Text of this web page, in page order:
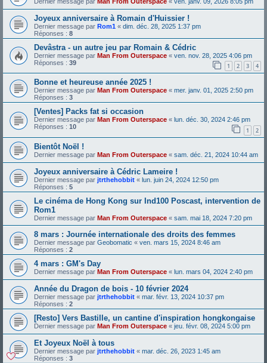
Joyeux anniversaire à Romain d'Huissier !
Dernier message par Rom1 « dim. déc. 28, 2025 1:37 pm
Réponses : 8
Devâstra - un autre jeu par Romain & Cédric
Dernier message par Man From Outerspace « ven. nov. 28, 2025 4:06 pm
Réponses : 39 1 2 3 4
Bonne et heureuse année 2025 !
Dernier message par Man From Outerspace « mer. janv. 01, 2025 2:50 pm
Réponses : 3
[Ventes] Packs fat si occasion
Dernier message par Man From Outerspace « lun. déc. 30, 2024 2:46 pm
Réponses : 10 1 2
Bientôt Noël !
Dernier message par Man From Outerspace « sam. déc. 21, 2024 10:44 am
Joyeux anniversaire à Cédric Lameire !
Dernier message par jtrthehobbit « lun. juin 24, 2024 12:50 pm
Réponses : 5
Le cinéma de Hong Kong sur Ind100 Poscast, intervention de
Rom1
Dernier message par Man From Outerspace « sam. mai 18, 2024 7:20 pm
8 mars : Journée internationale des droits des femmes
Dernier message par Geobomatic « ven. mars 15, 2024 8:46 am
Réponses : 2
4 mars : GM's Day
Dernier message par Man From Outerspace « lun. mars 04, 2024 2:40 pm
Année du Dragon de bois - 10 février 2024
Dernier message par jtrthehobbit « mar. févr. 13, 2024 10:37 pm
Réponses : 2
[Resto] Vers Bastille, un cantine d'inspiration hongkongaise
Dernier message par Man From Outerspace « jeu. févr. 08, 2024 5:00 pm
Et Joyeux Noël à tous
Dernier message par jtrthehobbit « mar. déc. 26, 2023 1:45 am
Réponses : 3